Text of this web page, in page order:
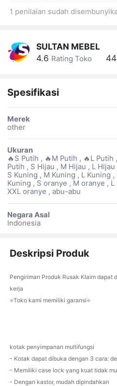
1 penilaian sudah
SULTAN MEBEL
4.6 Rating Toko
Spesifikasi
Merek
other
Ukuran
🔥S Putih , 🔥M Putih , 🔥L Putih
Putih , S Hijau , M Hijau , L
S Kuning , M Kuning , L Kuning ,
Kuning , S oranye , M oranye ,
XXL oranye , abu-abu
Negara Asal
Indonesia
Deskripsi Produk
Pengiriman Produk Rusak Klaim
kerja
⭐Toko kami memiliki garansi⭐
kotak penyimpanan multifungsi
- Kotak dapat dibuka dengan 3 cara:
- Memiliki case lock yang kuat tidak
- Dengan kastor, mudah dipindahkan